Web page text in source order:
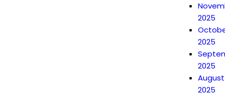
2025
2025
2025
August
2025